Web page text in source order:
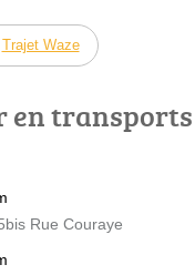
Trajet Waze
en
Rue Couraye